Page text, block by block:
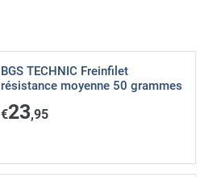
BGS TECHNIC Freinfilet
résistance moyenne 50 grammes
€23,95